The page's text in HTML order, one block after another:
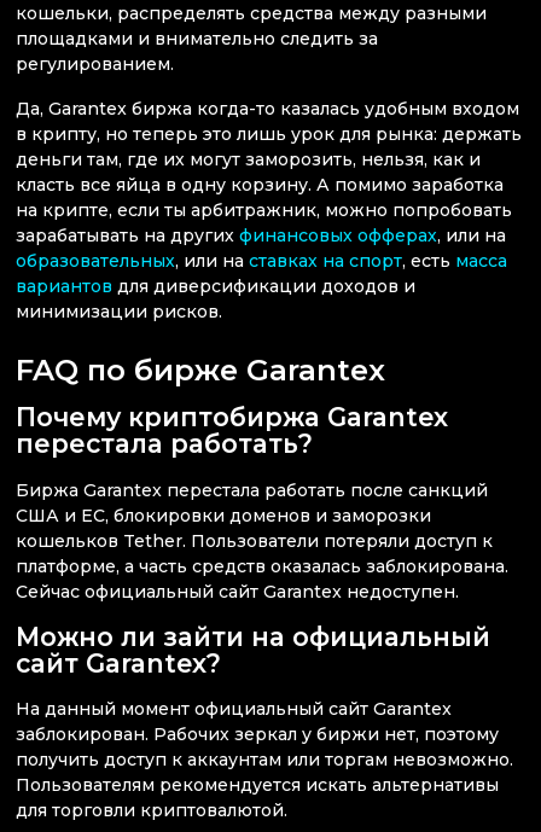
кошельки, распределять средства между разными
площадками и внимательно следить за
регулированием.
Да, Garantex биржа когда-то казалась удобным входом
в крипту, но теперь это лишь урок для рынка: держать
деньги там, где их могут заморозить, нельзя, как и
класть все яйца в одну корзину. А помимо заработка
на крипте, если ты арбитражник, можно попробовать
зарабатывать на других финансовых офферах, или на
образовательных, или на ставках на спорт, есть масса
вариантов для диверсификации доходов и
минимизации рисков.
FAQ по бирже Garantex
Почему криптобиржа Garantex
перестала работать?
Биржа Garantex перестала работать после санкций
США и ЕС, блокировки доменов и заморозки
кошельков Tether. Пользователи потеряли доступ к
платформе, а часть средств оказалась заблокирована.
Сейчас официальный сайт Garantex недоступен.
Можно ли зайти на официальный
сайт Garantex?
На данный момент официальный сайт Garantex
заблокирован. Рабочих зеркал у биржи нет, поэтому
получить доступ к аккаунтам или торгам невозможно.
Пользователям рекомендуется искать альтернативы
для торговли криптовалютой.